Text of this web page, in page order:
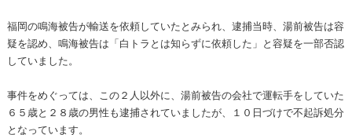
福岡の鳴海被告が輸送を依頼していたとみられ、逮捕当時、湯前被告は容
疑を認め、鳴海被告は「白トラとは知らずに依頼した」と容疑を一部否認
していました。
事件をめぐっては、この２人以外に、湯前被告の会社で運転手をしていた
６５歳と２８歳の男性も逮捕されていましたが、１０日づけで不起訴処分
となっています。